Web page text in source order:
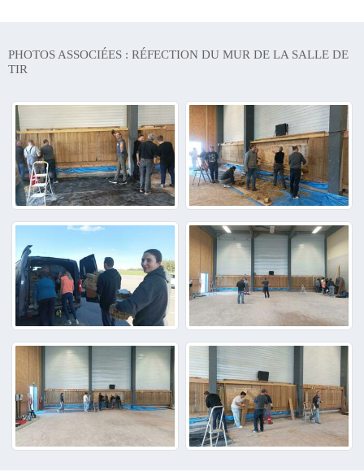
PHOTOS ASSOCIÉES : RÉFECTION DU MUR DE LA SALLE DE
TIR